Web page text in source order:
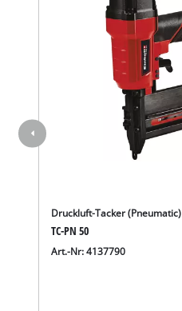
Druckluft-Tacker (Pneumatic)
TC-PN 50
Art.-Nr: 4137790